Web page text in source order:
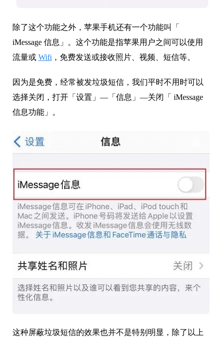
除了这个功能之外，苹果手机还有一个功能叫「
iMessage 信息」。这个功能是指苹果用户之间可以使用
流量或 Wifi ，免费发送或接收照片、视频、短信等。
因为是免费，经常被发垃圾短信，我们平时不用时可以
选择关闭，打开「设置」—「信息」—关闭「 iMessage
信息功能」。
这种屏蔽垃圾短信的效果也并不是特别明显，除了以上